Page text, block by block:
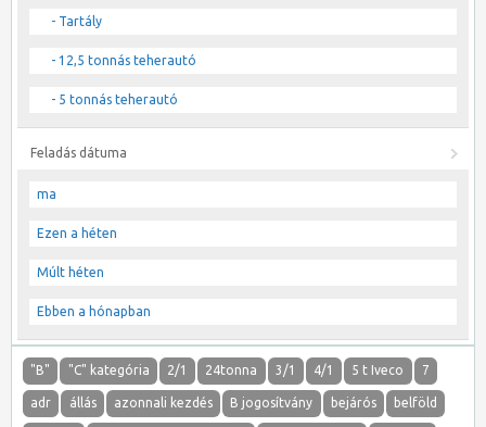
- Tartály
- 12,5 tonnás teherautó
- 5 tonnás teherautó
Feladás dátuma
ma
Ezen a héten
Múlt héten
Ebben a hónapban
"B" "C" kategória 2/1 24tonna 3/1 4/1 5 t Iveco 7
adr állás azonnali kezdés B jogosítvány bejárós belföld